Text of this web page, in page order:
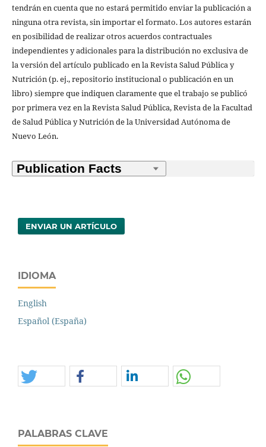
tendrán en cuenta que no estará permitido enviar la publicación a
ninguna otra revista, sin importar el formato. Los autores estarán
en posibilidad de realizar otros acuerdos contractuales
independientes y adicionales para la distribución no exclusiva de
la versión del artículo publicado en la Revista Salud Pública y
Nutrición (p. ej., repositorio institucional o publicación en un
libro) siempre que indiquen claramente que el trabajo se publicó
por primera vez en la Revista Salud Pública, Revista de la Facultad
de Salud Pública y Nutrición de la Universidad Autónoma de
Nuevo León.
ENVIAR UN ARTÍCULO
IDIOMA
English
Español (España)
PALABRAS CLAVE